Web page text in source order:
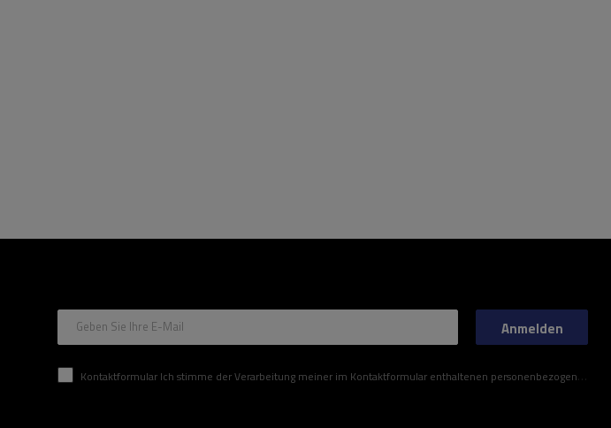
Geben Sie Ihre E-Mail
Kontaktformular Ich stimme der Verarbeitung meiner im Kontaktformular enthaltenen personenbezogenen Daten gemäß der Verordnung (EU) des Europäischen Parlaments und des Rates zu.
Anmelden